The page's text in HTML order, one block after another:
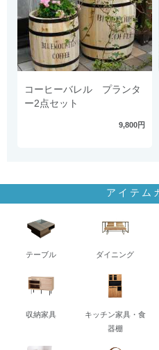
コーヒーバレル プランタ
ー2点セット
9,800円
アイテム
テーブル ダイニング
収納家具
キッチン家具・食
器棚